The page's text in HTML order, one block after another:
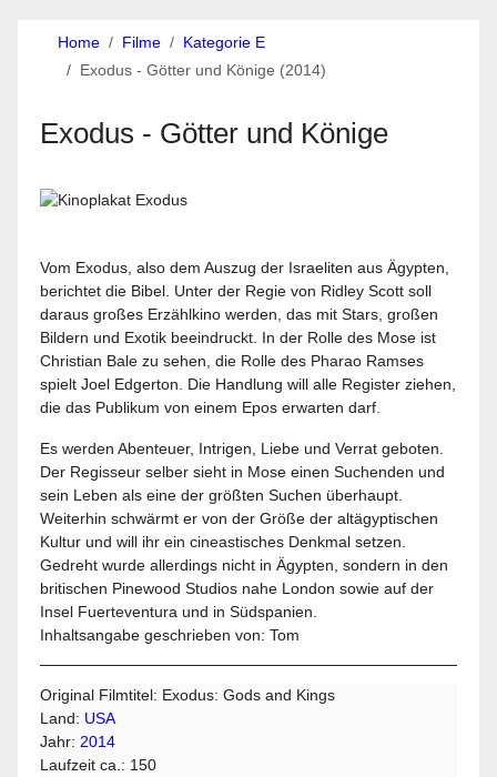
Home Filme
Kategorie E
Exodus - Götter und Könige (2014)
Exodus - Götter und Könige
Vom Exodus, also dem Auszug der Israeliten aus Ägypten,
berichtet die Bibel. Unter der Regie von Ridley Scott soll
daraus großes Erzählkino werden, das mit Stars, großen
Bildern und Exotik beeindruckt. In der Rolle des Mose ist
Christian Bale zu sehen, die Rolle des Pharao Ramses
spielt Joel Edgerton. Die Handlung will alle Register ziehen,
die das Publikum von einem Epos erwarten darf.
Es werden Abenteuer, Intrigen, Liebe und Verrat geboten.
Der Regisseur selber sieht in Mose einen Suchenden und
sein Leben als eine der größten Suchen überhaupt.
Weiterhin schwärmt er von der Größe der altägyptischen
Kultur und will ihr ein cineastisches Denkmal setzen.
Gedreht wurde allerdings nicht in Ägypten, sondern in den
britischen Pinewood Studios nahe London sowie auf der
Insel Fuerteventura und in Südspanien.
Inhaltsangabe geschrieben von: Tom
Original Filmtitel: Exodus: Gods and Kings
Land: USA
Jahr: 2014
Laufzeit ca.: 150